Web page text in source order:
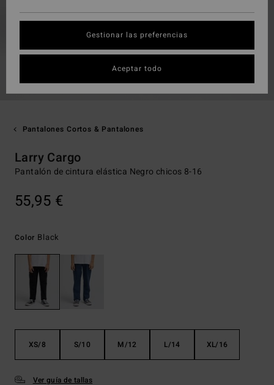
Pantalones Cortos & Pantalones
Larry Cargo
Pantalón de cintura elástica Negro chicos 8-16
55,95 €
Color Black
XS/8 S/10 M/12 L/14 XL/16
Ver guía de tallas
Gestionar las preferencias
Aceptar todo